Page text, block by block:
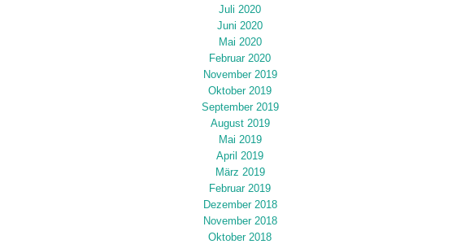
Juli 2020
Juni 2020
Mai 2020
Februar 2020
November 2019
Oktober 2019
September 2019
August 2019
Mai 2019
April 2019
März 2019
Februar 2019
Dezember 2018
November 2018
Oktober 2018